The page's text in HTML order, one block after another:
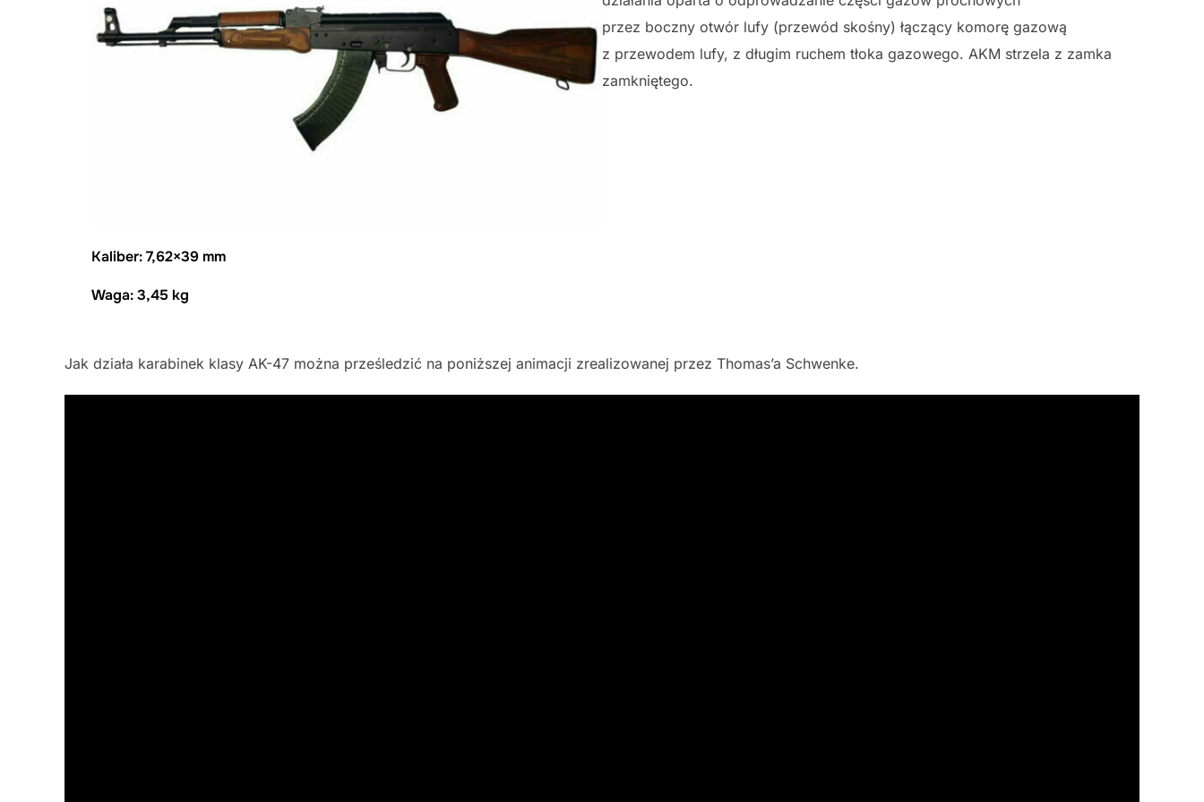
Kaliber: 7,62×39 mm
Waga: 3,45 kg
przez boczny otwór lufy (przewód skośny) łączący komorę gazową
z przewodem lufy, z długim ruchem tłoka gazowego. AKM strzela z zamka
zamkniętego.
Jak działa karabinek klasy AK-47 można prześledzić na poniższej animacji zrealizowanej przez Thomas’a Schwenke.